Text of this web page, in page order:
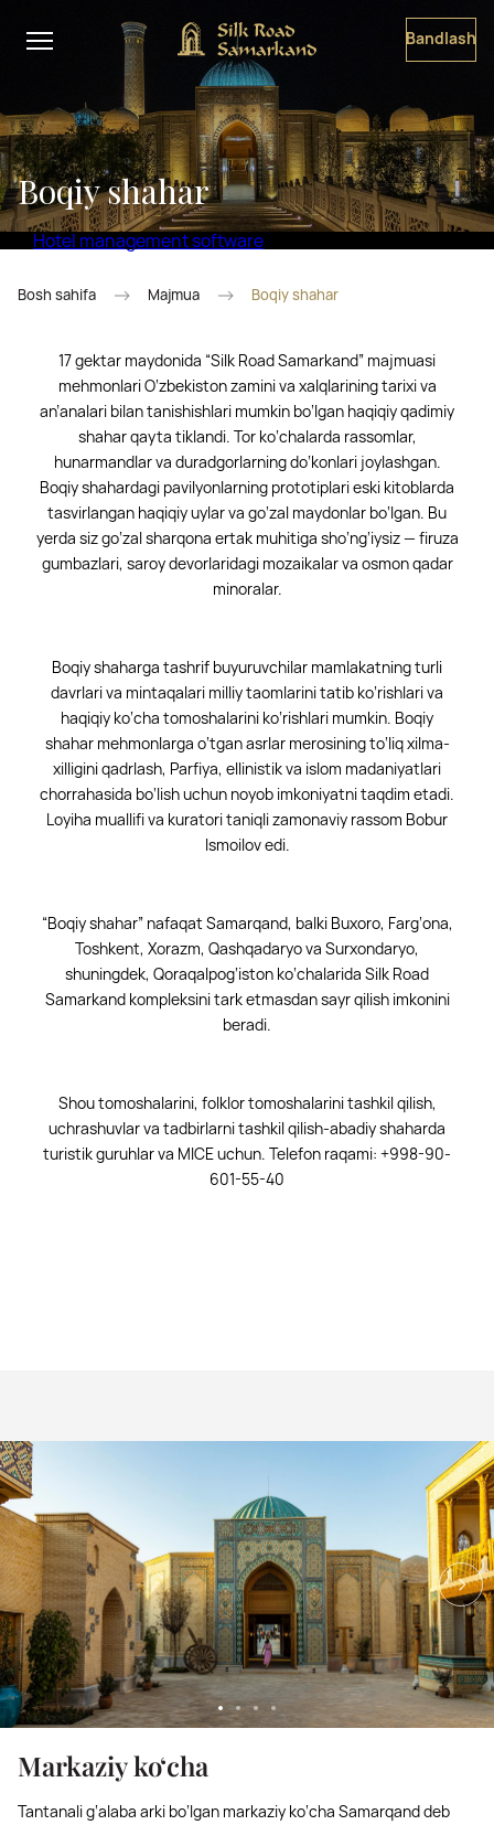
Bandlash
Boqiy shahar
Hotel management software
Bosh sahifa Majmua Boqiy shahar
17 gektar maydonida “Silk Road Samarkand” majmuasi
mehmonlari O‘zbekiston zamini va xalqlarining tarixi va
an’analari bilan tanishishlari mumkin bo‘lgan haqiqiy qadimiy
shahar qayta tiklandi. Tor ko‘chalarda rassomlar,
hunarmandlar va duradgorlarning do‘konlari joylashgan.
Boqiy shahardagi pavilyonlarning prototiplari eski kitoblarda
tasvirlangan haqiqiy uylar va go‘zal maydonlar bo‘lgan. Bu
yerda siz go‘zal sharqona ertak muhitiga sho‘ng‘iysiz — firuza
gumbazlari, saroy devorlaridagi mozaikalar va osmon qadar
minoralar.
Boqiy shaharga tashrif buyuruvchilar mamlakatning turli
davrlari va mintaqalari milliy taomlarini tatib ko‘rishlari va
haqiqiy ko‘cha tomoshalarini ko‘rishlari mumkin. Boqiy
shahar mehmonlarga o‘tgan asrlar merosining to‘liq xilma-
xilligini qadrlash, Parfiya, ellinistik va islom madaniyatlari
chorrahasida bo‘lish uchun noyob imkoniyatni taqdim etadi.
Loyiha muallifi va kuratori taniqli zamonaviy rassom Bobur
Ismoilov edi.
“Boqiy shahar” nafaqat Samarqand, balki Buxoro, Farg‘ona,
Toshkent, Xorazm, Qashqadaryo va Surxondaryo,
shuningdek, Qoraqalpog‘iston ko‘chalarida Silk Road
Samarkand kompleksini tark etmasdan sayr qilish imkonini
beradi.
Shou tomoshalarini, folklor tomoshalarini tashkil qilish,
uchrashuvlar va tadbirlarni tashkil qilish-abadiy shaharda
turistik guruhlar va MICE uchun. Telefon raqami: +998-90-
601-55-40
Markaziy ko‘cha
Tantanali g‘alaba arki bo‘lgan markaziy ko‘cha Samarqand deb